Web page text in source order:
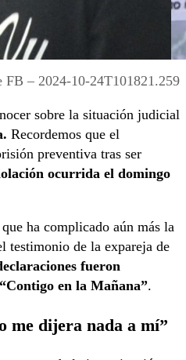
FB – 2024-10-24T101821.259
sobre la situación judicial
Recordemos que el
preventiva tras ser
ocurrida el domingo
ha complicado aún más la
testimonio de la expareja de
fueron
en la Mañana”.
me dijera nada a mí”